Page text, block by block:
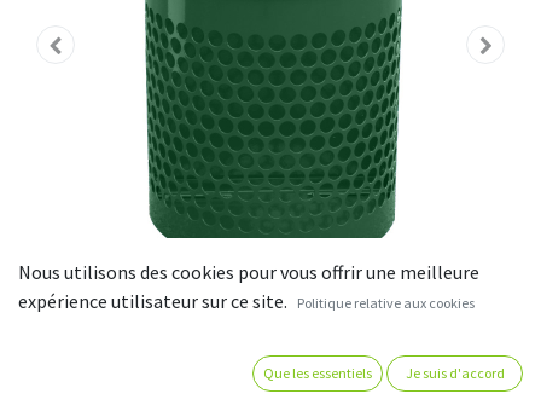
Corbeille d'extérieur acier demi-
ronde décorative
Nous utilisons des cookies pour vous offrir une meilleure
expérience utilisateur sur ce site.
Politique relative aux cookies
Que les essentiels Je suis d'accord